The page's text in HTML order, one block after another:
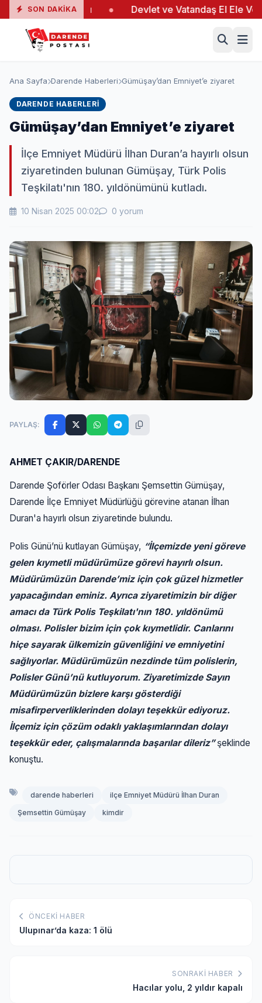
SON DAKIKA
19 Yaralı Devlet ve Vatandaş El Ele Verdi
Ana Sayfa Darende Haberleri Gümüşay’dan Emniyet’e ziyaret
DARENDE HABERLERI
Gümüşay’dan Emniyet’e ziyaret
İlçe Emniyet Müdürü İlhan Duran’a hayırlı olsun
ziyaretinden bulunan Gümüşay, Türk Polis
Teşkilatı'nın 180. yıldönümünü kutladı.
10 Nisan 2025 00:02 0 yorum
PAYLAŞ:
AHMET ÇAKIR/DARENDE
Darende Şoförler Odası Başkanı Şemsettin Gümüşay,
Darende İlçe Emniyet Müdürlüğü görevine atanan İlhan
Duran'a hayırlı olsun ziyaretinde bulundu.
Polis Günü’nü kutlayan Gümüşay, “İlçemizde yeni göreve
gelen kıymetli müdürümüze görevi hayırlı olsun.
Müdürümüzün Darende’miz için çok güzel hizmetler
yapacağından eminiz. Ayrıca ziyaretimizin bir diğer
amacı da Türk Polis Teşkilatı'nın 180. yıldönümü
olması. Polisler bizim için çok kıymetlidir. Canlarını
hiçe sayarak ülkemizin güvenliğini ve emniyetini
sağlıyorlar. Müdürümüzün nezdinde tüm polislerin,
Polisler Günü’nü kutluyorum. Ziyaretimizde Sayın
Müdürümüzün bizlere karşı gösterdiği
misafirperverliklerinden dolayı teşekkür ediyoruz.
İlçemiz için çözüm odaklı yaklaşımlarından dolayı
teşekkür eder, çalışmalarında başarılar dileriz”şeklinde
konuştu.
darende haberleri
ilçe Emniyet Müdürü İlhan Duran
Şemsettin Gümüşay
kimdir
ÖNCEKI HABER
Ulupınar’da kaza: 1 ölü
SONRAKI HABER
Hacılar yolu, 2 yıldır kapalı